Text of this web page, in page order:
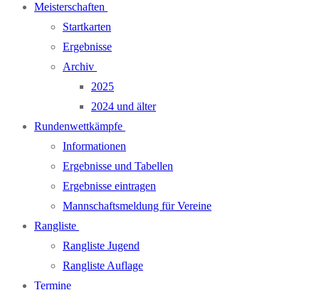
Meisterschaften
Startkarten
Ergebnisse
Archiv
2025
2024 und älter
Rundenwettkämpfe
Informationen
Ergebnisse und Tabellen
Ergebnisse eintragen
Mannschaftsmeldung für Vereine
Rangliste
Rangliste Jugend
Rangliste Auflage
Termine